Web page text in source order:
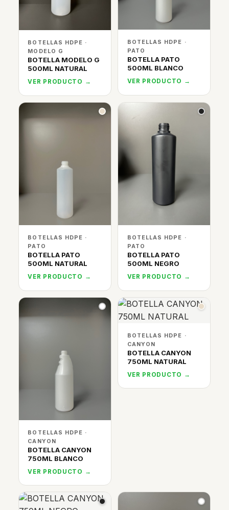
BOTELLAS HDPE ·
MODELO G
BOTELLA MODELO G
500ML NATURAL
VER PRODUCTO →
BOTELLAS HDPE ·
PATO
BOTELLA PATO
500ML BLANCO
VER PRODUCTO →
BOTELLAS HDPE ·
PATO
BOTELLA PATO
500ML NATURAL
VER PRODUCTO →
BOTELLAS HDPE ·
PATO
BOTELLA PATO
500ML NEGRO
VER PRODUCTO →
BOTELLAS HDPE ·
CANYON
BOTELLA CANYON
750ML BLANCO
VER PRODUCTO →
BOTELLAS HDPE ·
CANYON
BOTELLA CANYON
750ML NATURAL
VER PRODUCTO →